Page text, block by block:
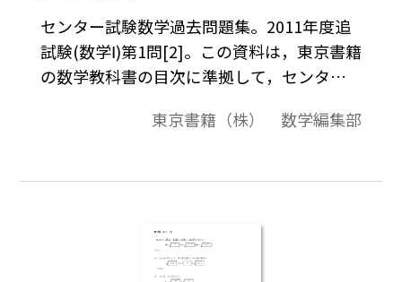
センター試験数学過去問題集。2011年度追
試験(数学Ⅰ)第1問[2]。この資料は，東京書籍
の数学教科書の目次に準拠して，センター
と解答で構成されています。東京書籍（株） 数学編集部